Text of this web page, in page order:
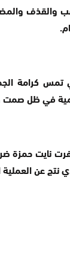
والقذف
كرامة
في ظل
نايت حمزة
عن العملية